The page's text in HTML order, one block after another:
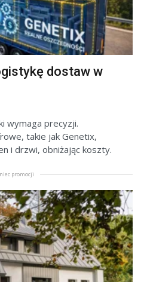
dostaw w
wymaga precyzji.
takie jak Genetix,
i drzwi, obniżając koszty.
promocji